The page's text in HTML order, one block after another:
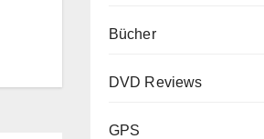
Bücher
DVD Reviews
GPS